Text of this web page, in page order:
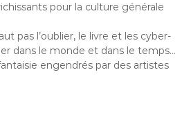
pour la culture générale
pas l’oublier, le livre et les cyber-
dans le monde et dans le temps…
engendrés par des artistes